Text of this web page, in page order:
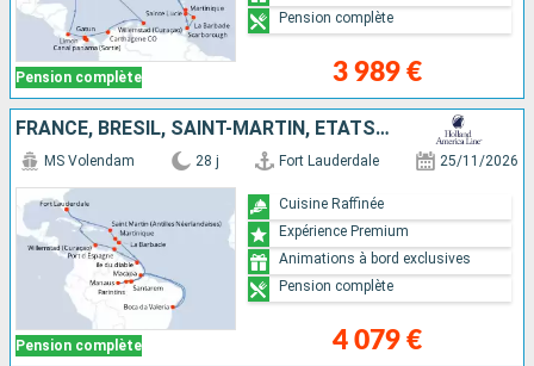
Pension complète 3 989 €
Pension complète
FRANCE, BRÉSIL, SAINT-MARTIN, ÉTATS-UNIS, CURAÇAO, BARBADE, TRINITÉ-ET-TOBAGO, MARTINIQUE
Pension complète
MS Volendam 28 j Fort Lauderdale 25/11/2026
4 079 €
Cuisine Raffinée
Expérience Premium
Animations à bord exclusives
Pension complète